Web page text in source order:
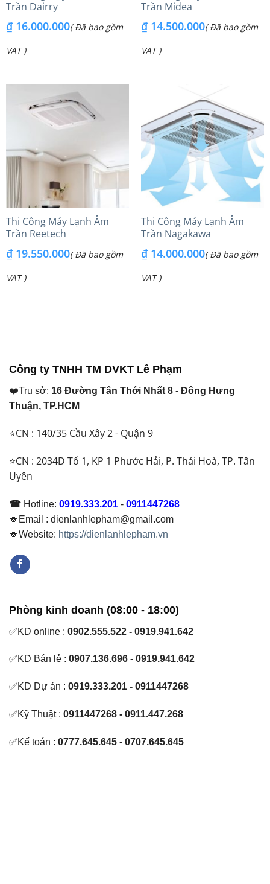
Trần Dairry
₫16.000.000( Đã bao gồm
VAT )
Trần Midea
₫14.500.000( Đã bao gồm
VAT )
Thi Công Máy Lạnh Âm
Trần Reetech
₫19.550.000( Đã bao gồm
VAT )
Thi Công Máy Lạnh Âm
Trần Nagakawa
₫14.000.000( Đã bao gồm
VAT )
Công ty TNHH TM DVKT Lê Phạm
❤️Trụ sở: 16 Đường Tân Thới Nhất 8 - Đông Hưng
Thuận, TP.HCM
⭐CN : 140/35 Cầu Xây 2 - Quận 9
⭐CN : 2034D Tổ 1, KP 1 Phước Hải, P. Thái Hoà, TP. Tân
Uyên
☎ Hotline: 0919.333.201 - 0911447268
🍀Email : dienlanhlepham@gmail.com
🍀Website: https://dienlanhlepham.vn
Phòng kinh doanh (08:00 - 18:00)
✅KD online : 0902.555.522 - 0919.941.642
✅KD Bán lẻ : 0907.136.696 - 0919.941.642
✅KD Dự án : 0919.333.201 - 0911447268
✅Kỹ Thuật : 0911447268 - 0911.447.268
✅Kế toán : 0777.645.645 - 0707.645.645